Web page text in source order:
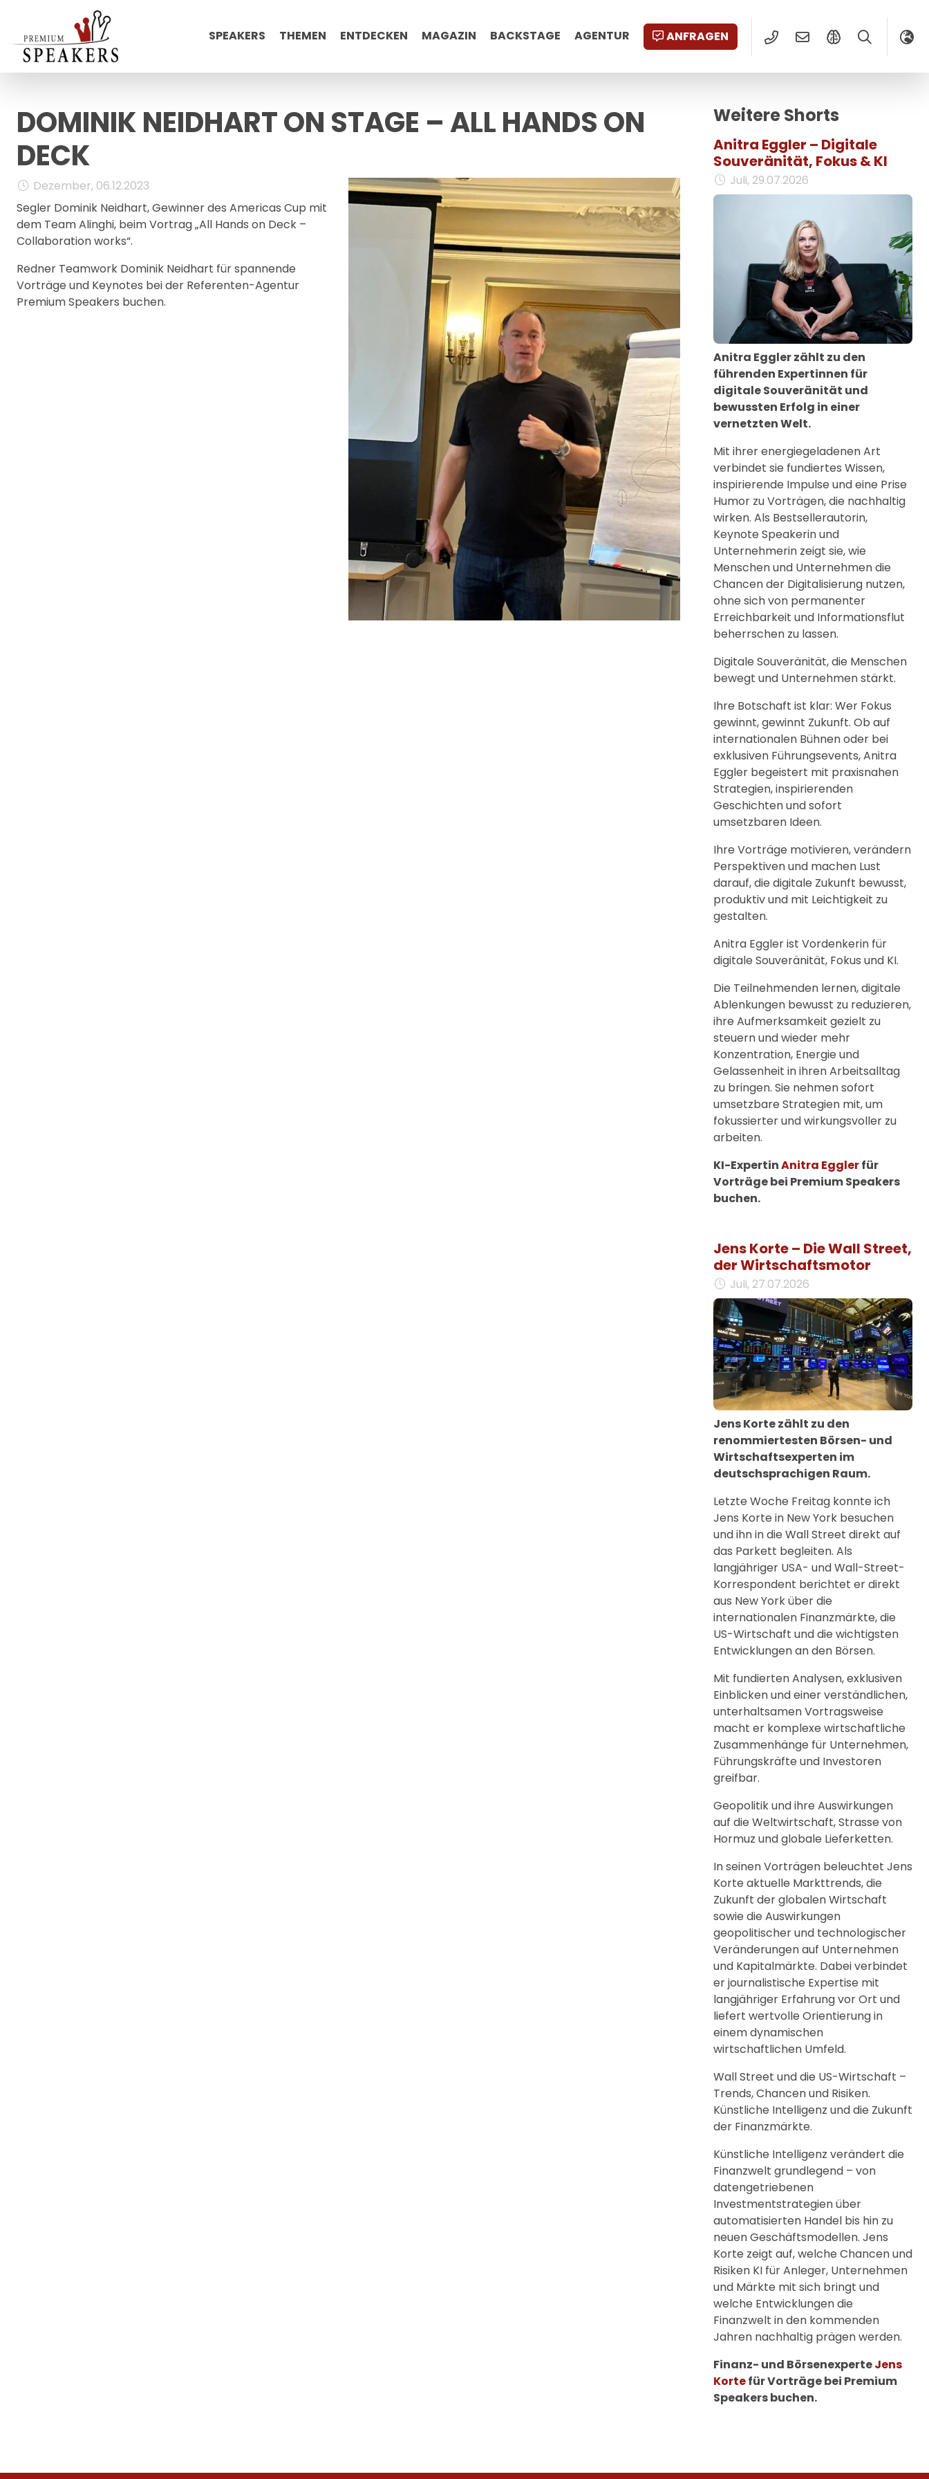
SPEAKERS THEMEN ENTDECKEN MAGAZIN BACKSTAGE AGENTUR ANFRAGEN
DOMINIK NEIDHART ON STAGE – ALL HANDS ON
DECK
Dezember, 06.12.2023
Segler Dominik Neidhart, Gewinner des Americas Cup mit
dem Team Alinghi, beim Vortrag „All Hands on Deck –
Collaboration works“.
Redner Teamwork Dominik Neidhart für spannende
Vorträge und Keynotes bei der Referenten-Agentur
Premium Speakers buchen.
Weitere Shorts
Anitra Eggler – Digitale
Souveränität, Fokus & KI
Juli, 29.07.2026
Anitra Eggler zählt zu den
führenden Expertinnen für
digitale Souveränität und
bewussten Erfolg in einer
vernetzten Welt.
Mit ihrer energiegeladenen Art
verbindet sie fundiertes Wissen,
inspirierende Impulse und eine Prise
Humor zu Vorträgen, die nachhaltig
wirken. Als Bestsellerautorin,
Keynote Speakerin und
Unternehmerin zeigt sie, wie
Menschen und Unternehmen die
Chancen der Digitalisierung nutzen,
ohne sich von permanenter
Erreichbarkeit und Informationsflut
beherrschen zu lassen.
Digitale Souveränität, die Menschen
bewegt und Unternehmen stärkt.
Ihre Botschaft ist klar: Wer Fokus
gewinnt, gewinnt Zukunft. Ob auf
internationalen Bühnen oder bei
exklusiven Führungsevents, Anitra
Eggler begeistert mit praxisnahen
Strategien, inspirierenden
Geschichten und sofort
umsetzbaren Ideen.
Ihre Vorträge motivieren, verändern
Perspektiven und machen Lust
darauf, die digitale Zukunft bewusst,
produktiv und mit Leichtigkeit zu
gestalten.
Anitra Eggler ist Vordenkerin für
digitale Souveränität, Fokus und KI.
Die Teilnehmenden lernen, digitale
Ablenkungen bewusst zu reduzieren,
ihre Aufmerksamkeit gezielt zu
steuern und wieder mehr
Konzentration, Energie und
Gelassenheit in ihren Arbeitsalltag
zu bringen. Sie nehmen sofort
umsetzbare Strategien mit, um
fokussierter und wirkungsvoller zu
arbeiten.
KI-ExpertinAnitra Egglerfür
Vorträge bei Premium Speakers
buchen.
Jens Korte – Die Wall Street,
der Wirtschaftsmotor
Juli, 27.07.2026
Jens Korte zählt zu den
renommiertesten Börsen- und
Wirtschaftsexperten im
deutschsprachigen Raum.
Letzte Woche Freitag konnte ich
Jens Korte in New York besuchen
und ihn in die Wall Street direkt auf
das Parkett begleiten. Als
langjähriger USA- und Wall-Street-
Korrespondent berichtet er direkt
aus New York über die
internationalen Finanzmärkte, die
US-Wirtschaft und die wichtigsten
Entwicklungen an den Börsen.
Mit fundierten Analysen, exklusiven
Einblicken und einer verständlichen,
unterhaltsamen Vortragsweise
macht er komplexe wirtschaftliche
Zusammenhänge für Unternehmen,
Führungskräfte und Investoren
greifbar.
Geopolitik und ihre Auswirkungen
auf die Weltwirtschaft, Strasse von
Hormuz und globale Lieferketten.
In seinen Vorträgen beleuchtet Jens
Korte aktuelle Markttrends, die
Zukunft der globalen Wirtschaft
sowie die Auswirkungen
geopolitischer und technologischer
Veränderungen auf Unternehmen
und Kapitalmärkte. Dabei verbindet
er journalistische Expertise mit
langjähriger Erfahrung vor Ort und
liefert wertvolle Orientierung in
einem dynamischen
wirtschaftlichen Umfeld.
Wall Street und die US-Wirtschaft –
Trends, Chancen und Risiken.
Künstliche Intelligenz und die Zukunft
der Finanzmärkte.
Künstliche Intelligenz verändert die
Finanzwelt grundlegend – von
datengetriebenen
Investmentstrategien über
automatisierten Handel bis hin zu
neuen Geschäftsmodellen. Jens
Korte zeigt auf, welche Chancen und
Risiken KI für Anleger, Unternehmen
und Märkte mit sich bringt und
welche Entwicklungen die
Finanzwelt in den kommenden
Jahren nachhaltig prägen werden.
Finanz- und BörsenexperteJens
Kortefür Vorträge bei Premium
Speakers buchen.